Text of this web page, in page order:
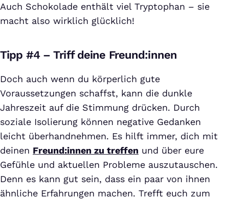
Auch Schokolade enthält viel Tryptophan – sie
macht also wirklich glücklich!
Tipp #4 – Triff deine Freund:innen
Doch auch wenn du körperlich gute
Voraussetzungen schaffst, kann die dunkle
Jahreszeit auf die Stimmung drücken. Durch
soziale Isolierung können negative Gedanken
leicht überhandnehmen. Es hilft immer, dich mit
deinen Freund:innen zu treffen und über eure
Gefühle und aktuellen Probleme auszutauschen.
Denn es kann gut sein, dass ein paar von ihnen
ähnliche Erfahrungen machen. Trefft euch zum